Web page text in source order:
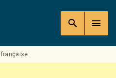
search menu
française